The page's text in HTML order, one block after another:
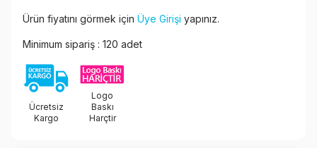
Ürün fiyatını görmek için Üye Girişi yapınız.
Minimum sipariş : 120 adet
Ücretsiz
Kargo
Logo
Baskı
Harçtir